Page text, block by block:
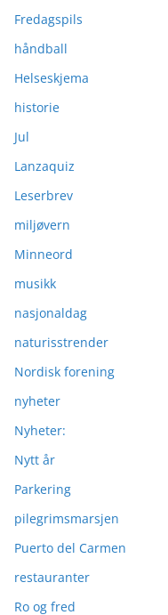
Fredagspils
håndball
Helseskjema
historie
Jul
Lanzaquiz
Leserbrev
miljøvern
Minneord
musikk
nasjonaldag
naturisstrender
Nordisk forening
nyheter
Nyheter:
Nytt år
Parkering
pilegrimsmarsjen
Puerto del Carmen
restauranter
Ro og fred